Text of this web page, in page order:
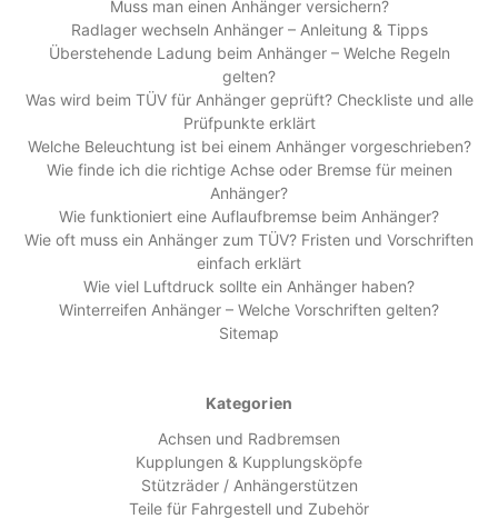
Muss man einen Anhänger versichern?
Radlager wechseln Anhänger – Anleitung & Tipps
Überstehende Ladung beim Anhänger – Welche Regeln
gelten?
Was wird beim TÜV für Anhänger geprüft? Checkliste und alle
Prüfpunkte erklärt
Welche Beleuchtung ist bei einem Anhänger vorgeschrieben?
Wie finde ich die richtige Achse oder Bremse für meinen
Anhänger?
Wie funktioniert eine Auflaufbremse beim Anhänger?
Wie oft muss ein Anhänger zum TÜV? Fristen und Vorschriften
einfach erklärt
Wie viel Luftdruck sollte ein Anhänger haben?
Winterreifen Anhänger – Welche Vorschriften gelten?
Sitemap
Kategorien
Achsen und Radbremsen
Kupplungen & Kupplungsköpfe
Stützräder / Anhängerstützen
Teile für Fahrgestell und Zubehör